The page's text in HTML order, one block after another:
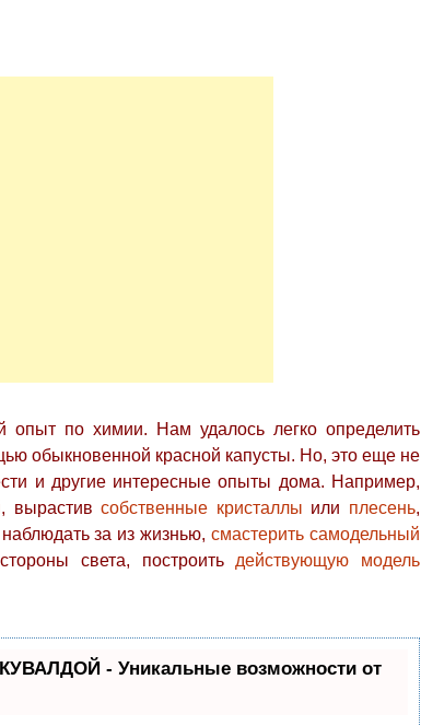
по химии. Нам удалось легко определить
обыкновенной красной капусты. Но, это еще не
и другие интересные опыты дома. Например,
, вырастивсобственные кристаллы или плесень,
за из жизнью,смастерить самодельный
света, построить действующую модель
- Уникальные возможности от